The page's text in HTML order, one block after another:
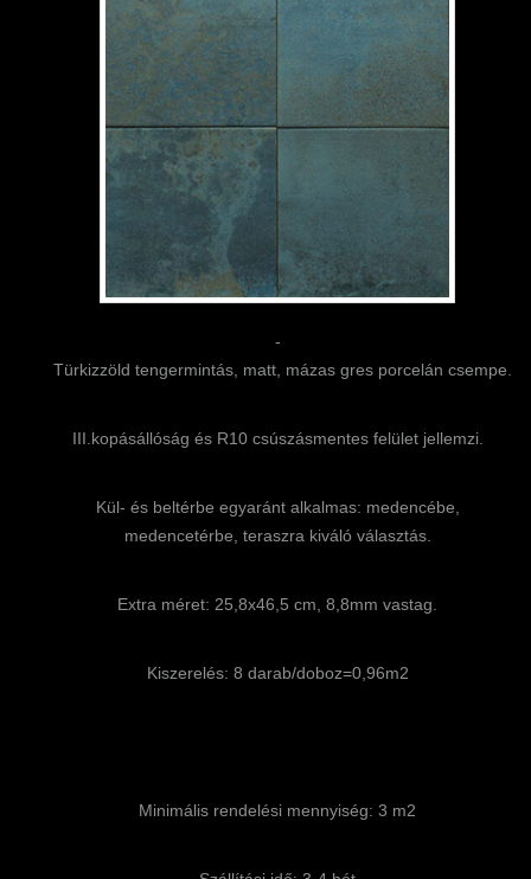
-
Türkizzöld tengermintás, matt, mázas gres porcelán csempe.
III.kopásállóság és R10 csúszásmentes felület jellemzi.
Kül- és beltérbe egyaránt alkalmas: medencébe,
medencetérbe, teraszra kiváló választás.
Extra méret: 25,8x46,5 cm, 8,8mm vastag.
Kiszerelés: 8 darab/doboz=0,96m2
Minimális rendelési mennyiség: 3 m2